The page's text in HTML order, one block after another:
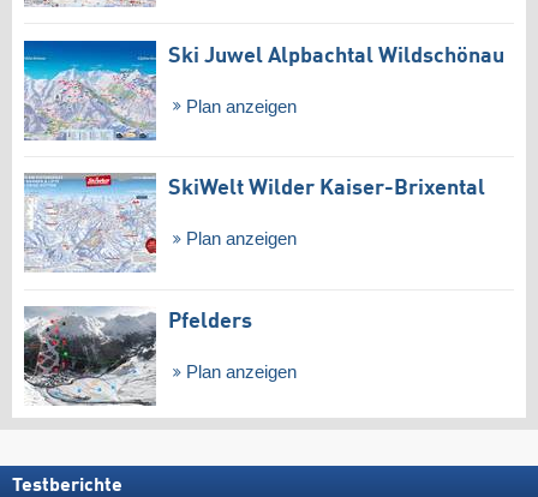
Ski Juwel Alpbachtal Wildschönau
Plan anzeigen
SkiWelt Wilder Kaiser-Brixental
Plan anzeigen
Pfelders
Plan anzeigen
Testberichte